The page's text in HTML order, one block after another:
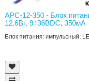
APC-12-350 - Блок
12,6Вт, 9÷36ВDC, 350мА
Блок питания: импульсный;